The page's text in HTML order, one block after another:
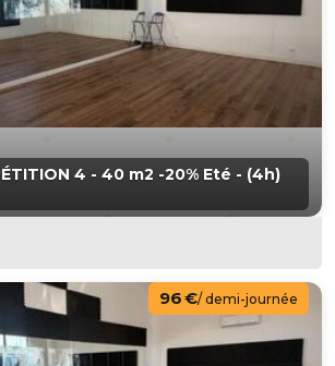
4 - 40 m2 -20% Eté - (4h)
96 €/ demi-journée